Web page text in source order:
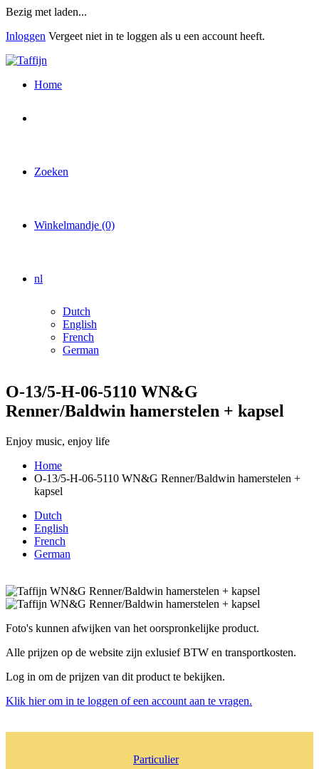
Overslaan
naar
inhoud
Bezig met laden...
Inloggen Vergeet niet in te loggen als u een account heeft.
Home
Zoeken
Winkelmandje (0)
nl
Dutch
English
French
German
O-13/5-H-06-5110 WN&G
Renner/Baldwin hamerstelen + kapsel
Enjoy music, enjoy life
Kruimelpad
Home
O-13/5-H-06-5110 WN&G Renner/Baldwin hamerstelen +
kapsel
Dutch
English
French
German
Foto's kunnen afwijken van het oorspronkelijke product.
Alle prijzen op de website zijn exlusief BTW en transportkosten.
Log in om de prijzen van dit product te bekijken.
Klik hier om in te loggen of een account aan te vragen.
Particulier